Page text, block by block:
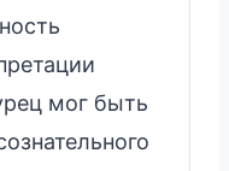
мог быть